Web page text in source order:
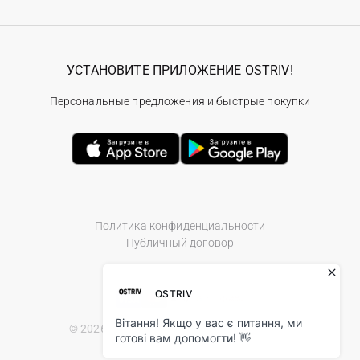
Политика конфиденциальности
Публичный договор
© 2026 Ostriv.ua Store. All Rights Reserved.
УСТАНОВИТЕ ПРИЛОЖЕНИЕ OSTRIV!
Персональные предложения и быстрые покупки